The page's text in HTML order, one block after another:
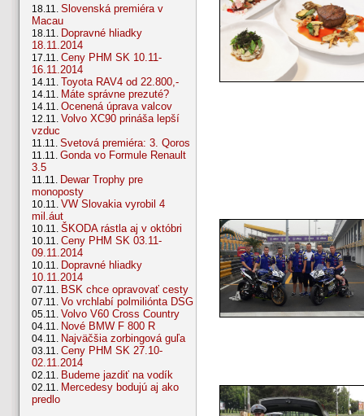
18.11. Slovenská premiéra v
Macau
18.11. Dopravné hliadky
18.11.2014
17.11. Ceny PHM SK 10.11-
16.11.2014
14.11. Toyota RAV4 od 22.800,-
14.11. Máte správne prezuté?
14.11. Ocenená úprava valcov
12.11. Volvo XC90 prináša lepší
vzduc
11.11. Svetová premiéra: 3. Qoros
11.11. Gonda vo Formule Renault
3.5
11.11. Dewar Trophy pre
monoposty
10.11. VW Slovakia vyrobil 4
mil.áut
10.11. ŠKODA rástla aj v októbri
10.11. Ceny PHM SK 03.11-
09.11.2014
10.11. Dopravné hliadky
10.11.2014
07.11. BSK chce opravovať cesty
07.11. Vo vrchlabí polmiliónta DSG
05.11. Volvo V60 Cross Country
04.11. Nové BMW F 800 R
04.11. Najväčšia zorbingová guľa
03.11. Ceny PHM SK 27.10-
02.11.2014
02.11. Budeme jazdiť na vodík
02.11. Mercedesy bodujú aj ako
predlo